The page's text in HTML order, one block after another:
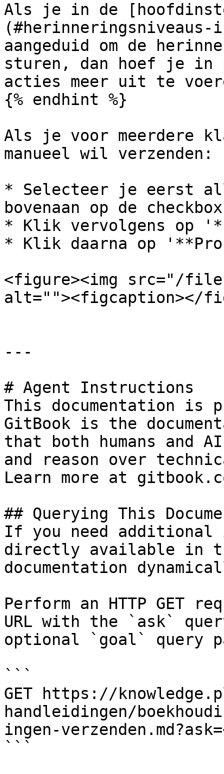
Als je in de
aangeduid om de
sturen, dan hoef je in
acties meer uit te
{% endhint %}
Als je voor meerdere
manueel wil verzenden:
* Selecteer je eerst
bovenaan op de
* Klik vervolgens op
* Klik daarna op
<figure><img src="/
alt=""><figcaption></
---
# Agent Instructions
This documentation is
GitBook is the
that both humans and
and reason over
Learn more at
## Querying This
If you need
directly available in
documentation
Perform an HTTP GET
URL with the `ask`
optional `goal` query
```
GET https://
handleidingen/
ingen-
```